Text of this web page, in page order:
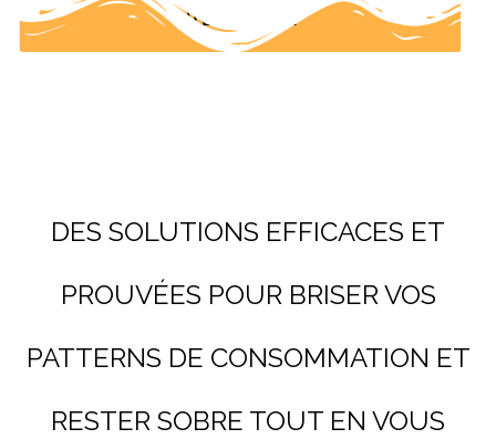
DES SOLUTIONS EFFICACES ET
PROUVÉES POUR BRISER VOS
PATTERNS DE CONSOMMATION ET
RESTER SOBRE TOUT EN VOUS